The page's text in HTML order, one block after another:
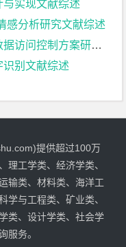
实现文献综述
感分析研究文献综述
制方案研究文献综述
别文献综述
提供超过100万
理工学类、经济学类、
输类、材料类、海洋工
学与工程类、矿业类、
类、设计学类、社会学
服务。